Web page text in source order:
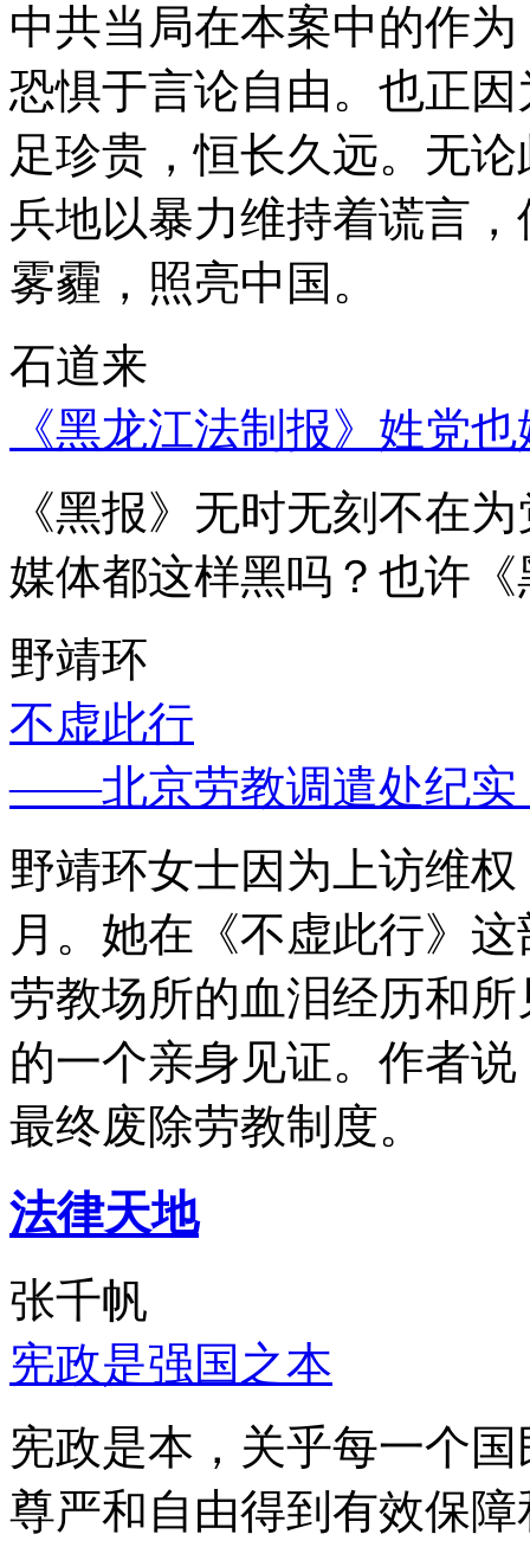
中共当局在本案中的作
恐惧于言论自由。也正
足珍贵，恒长久远。无
兵地以暴力维持着谎言
雾霾，照亮中国。
石道来
《黑龙江法制报》姓党
《黑报》无时无刻不在
媒体都这样黑吗？也许
野靖环
不虚此行
——北京劳教调遣处纪实
野靖环女士因为上访维
月。她在《不虚此行》
劳教场所的血泪经历和
的一个亲身见证。作者
最终废除劳教制度。
法律天地
张千帆
宪政是强国之本
宪政是本，关乎每一个
尊严和自由得到有效保